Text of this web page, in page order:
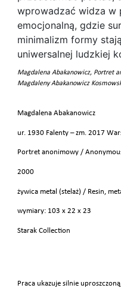
Magdalena Abakanowicz, Portret
Magdaleny Abakanowicz
Magdalena Abakanowicz
ur. 1930 Falenty – zm. 2017
Portret anonimowy /
2000
żywica metal (stelaż) / Resin,
wymiary: 103 x 22 x 23
Starak Collection
Praca ukazuje silnie